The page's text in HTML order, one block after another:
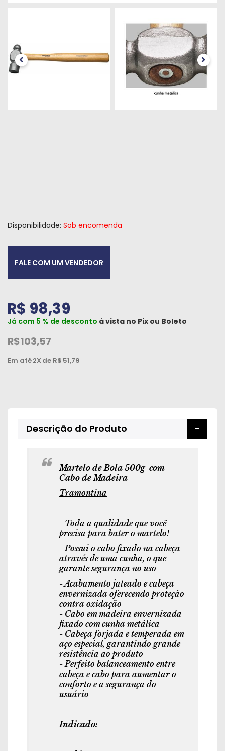
e
Químicos
Disponibilidade: Sob encomenda
FALE COM UM VENDEDOR
R$ 98,39
Já com 5 % de desconto à vista no Pix ou Boleto
R$103,57
Em até2X de R$ 51,79
Descrição do Produto
Martelo de Bola 500g com
Cabo de Madeira
Tramontina
- Toda a qualidade que você
precisa para bater o martelo!
- Possui o cabo fixado na cabeça
através de uma cunha, o que
garante segurança no uso
- Acabamento jateado e cabeça
envernizada oferecendo proteção
contra oxidação
- Cabo em madeira envernizada
fixado com cunha metálica
- Cabeça forjada e temperada em
aço especial, garantindo grande
resistência ao produto
- Perfeito balanceamento entre
cabeça e cabo para aumentar o
conforto e a segurança do
usuário
Indicado: